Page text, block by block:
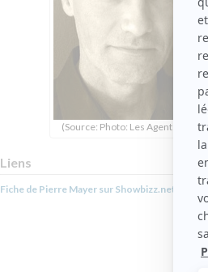
(Source: Photo: Les Agents libres)
Liens
Fiche de Pierre Mayer sur Showbizz.net